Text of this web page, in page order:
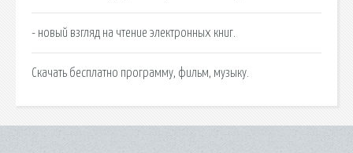
- новый взгляд на чтение электронных книг.
Скачать бесплатно программу, фильм, музыку.